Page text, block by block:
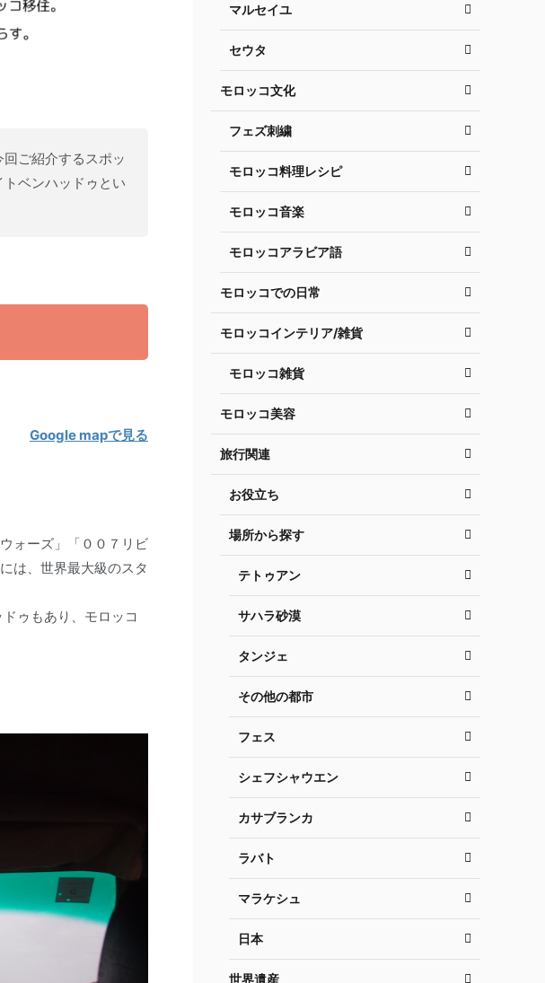
ご紹介するスポッ
ベンハッドゥとい
Google mapで見る
ォーズ」「００７リビ
は、世界最大級のスタ
ゥもあり、モロッコ
マルセイユ
セウタ
モロッコ文化
フェズ刺繍
モロッコ料理レシピ
モロッコ音楽
モロッコアラビア語
モロッコでの日常
モロッコインテリア/雑貨
モロッコ雑貨
モロッコ美容
旅行関連
お役立ち
場所から探す
テトゥアン
サハラ砂漠
タンジェ
その他の都市
フェス
シェフシャウエン
カサブランカ
ラバト
マラケシュ
日本
世界遺産